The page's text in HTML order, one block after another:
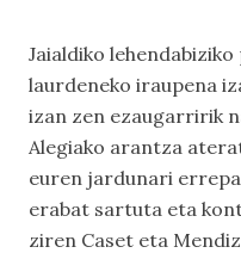
Jaialdiko
laurdeneko iraupena
izan zen ezaugarririk
Alegiako arantza
euren jardunari
erabat sartuta eta
ziren Caset eta